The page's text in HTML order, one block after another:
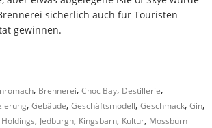
sicherlich auch für Touristen
gewinnen.
, Brennerei,Cnoc Bay, Destillerie,
,Gebäude,Geschäftsmodell,Geschmack,Gin,
, Jedburgh, Kingsbarn, Kultur, Mossburn